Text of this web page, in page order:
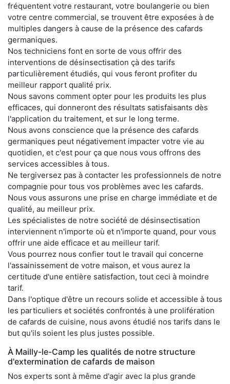
fréquentent votre restaurant, votre boulangerie ou bien
votre centre commercial, se trouvent être exposées à de
multiples dangers à cause de la présence des cafards
germaniques.
Nos techniciens font en sorte de vous offrir des
interventions de désinsectisation çà des tarifs
particulièrement étudiés, qui vous feront profiter du
meilleur rapport qualité prix.
Nous savons comment opter pour les produits les plus
efficaces, qui donneront des résultats satisfaisants dès
l'application du traitement, et sur le long terme.
Nous avons conscience que la présence des cafards
germaniques peut négativement impacter votre vie au
quotidien, et c'est pour ça que nous vous offrons des
services accessibles à tous.
Ne tergiversez pas à contacter les professionnels de notre
compagnie pour tous vos problèmes avec les cafards.
Nous vous assurons une prise en charge immédiate et de
qualité, au meilleur prix.
Les spécialistes de notre société de désinsectisation
interviennent n'importe où et n'importe quand, pour vous
offrir une aide efficace et au meilleur tarif.
Vous pourrez nous confier tout le travail qui concerne
l'assainissement de votre maison, et vous aurez la
certitude d'une entière satisfaction, tout ceci à moindre
tarif.
Dans l'optique d'être un recours solide et accessible à tous
les particuliers et sociétés confrontés à une prolifération
de cafards de cuisine, nous avons étudié nos tarifs dans le
but qu'ils soient les plus justes possible.
À Mailly-le-Camp les qualités de notre structure
d'extermination de cafards de maison
Nos experts sont à même d'agir avec la plus grande